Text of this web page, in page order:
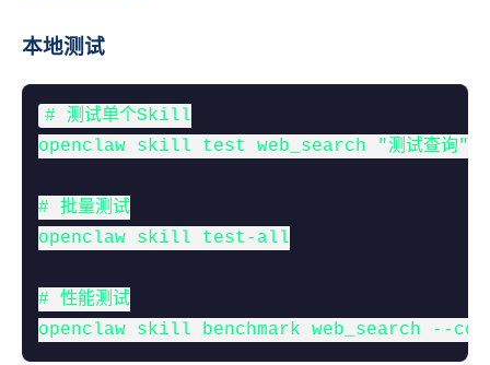
本地测试
# 测试单个Skill
openclaw skill test web_search "测试查询"
# 批量测试
openclaw skill test-all
# 性能测试
openclaw skill benchmark web_search --